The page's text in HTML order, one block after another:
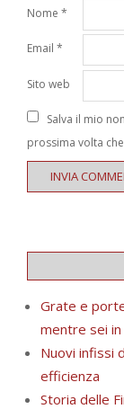
Nome *
Email *
Sito web
Salva il mio
prossima volta
Grate e
mentre sei in
Nuovi infissi
efficienza
Storia delle